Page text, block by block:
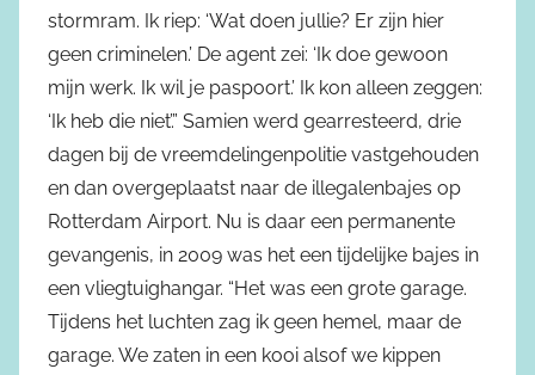
stormram. Ik riep: ‘Wat doen jullie? Er zijn hier
geen criminelen.’ De agent zei: ‘Ik doe gewoon
mijn werk. Ik wil je paspoort.’ Ik kon alleen zeggen:
‘Ik heb die niet’.” Samien werd gearresteerd, drie
dagen bij de vreemdelingenpolitie vastgehouden
en dan overgeplaatst naar de illegalenbajes op
Rotterdam Airport. Nu is daar een permanente
gevangenis, in 2009 was het een tijdelijke bajes in
een vliegtuighangar. “Het was een grote garage.
Tijdens het luchten zag ik geen hemel, maar de
garage. We zaten in een kooi alsof we kippen